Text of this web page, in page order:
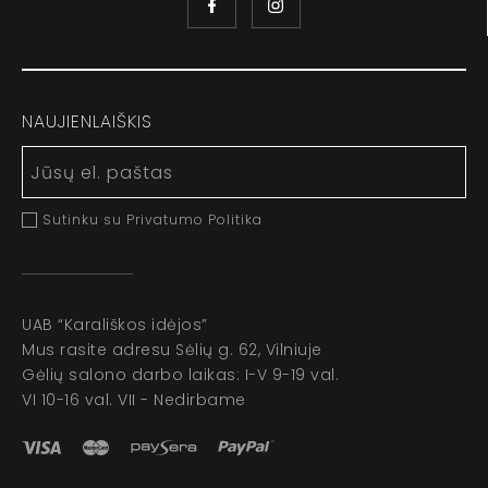
NAUJIENLAIŠKIS
Sutinku su Privatumo Politika
UAB “Karališkos idėjos”
Mus rasite adresu Sėlių g. 62, Vilniuje
Gėlių salono darbo laikas: I-V 9-19 val.
VI 10-16 val. VII - Nedirbame